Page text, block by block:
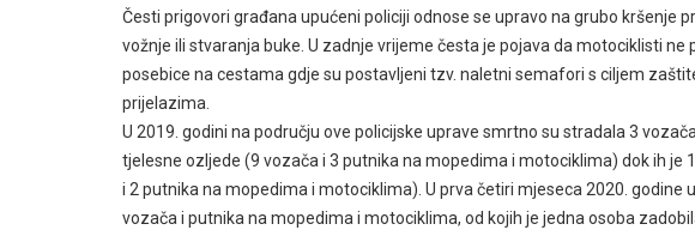
Česti prigovori građana upućeni policiji odnose se upravo na grubo kršenje
vožnje ili stvaranja buke. U zadnje vrijeme česta je pojava da motociklisti
posebice na cestama gdje su postavljeni tzv. naletni semafori s ciljem
prijelazima.
U 2019. godini na području ove policijske uprave smrtno su stradala 3
tjelesne ozljede (9 vozača i 3 putnika na mopedima i motociklima) dok ih je
i 2 putnika na mopedima i motociklima). U prva četiri mjeseca 2020.
vozača i putnika na mopedima i motociklima, od kojih je jedna osoba